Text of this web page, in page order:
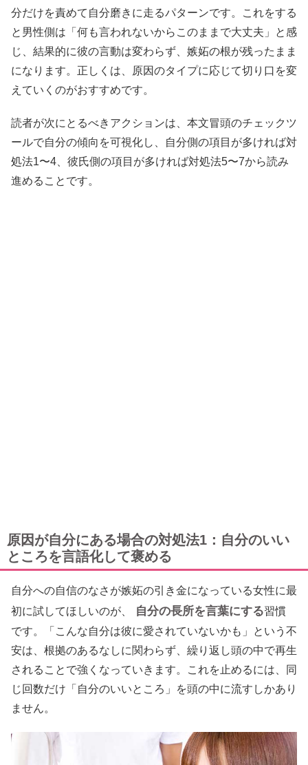
分だけを責めて自分磨きに走るパターンです。これをする
と男性側は「何も言われないからこのままで大丈夫」と感
じ、結果的に彼の言動は変わらず、嫉妬の根が残ったまま
になります。正しくは、原因のタイプに応じて切り口を変
えていくのがおすすめです。
読者が次にとるべきアクションは、本文冒頭のチェックツ
ールで自分の傾向を可視化し、自分側の項目が多ければ対
処法1〜4、彼氏側の項目が多ければ対処法5〜7から読み
進めることです。
原因が自分にある場合の対処法1：自分のいい
ところを言語化して褒める
自分への自信のなさが嫉妬の引き金になっている女性に最
初に試してほしいのが、
自分の長所を言葉にする習慣
です。「こんな自分は彼に愛されていないかも」という不
安は、根拠のあるなしに関わらず、繰り返し頭の中で再生
されることで強くなっていきます。これを止めるには、同
じ回数だけ「自分のいいところ」を頭の中に流すしかあり
ません。